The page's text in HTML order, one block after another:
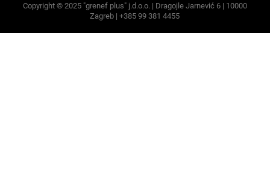
Copyright © 2025 "grenef plus" j.d.o.o. | Dragojle Jarnević 6 | 10000
Zagreb | +385 99 381 4455